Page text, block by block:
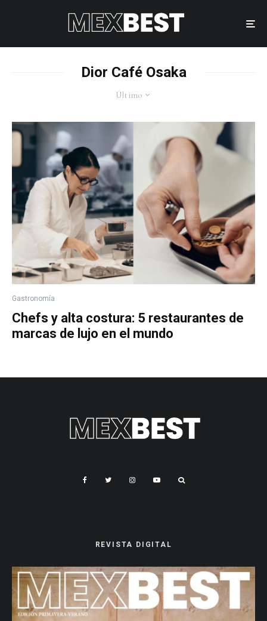
Dior Café Osaka
Último
Gastronomía
Chefs y alta costura: 5 restaurantes de
marcas de lujo en el mundo
REVISTA DIGITAL